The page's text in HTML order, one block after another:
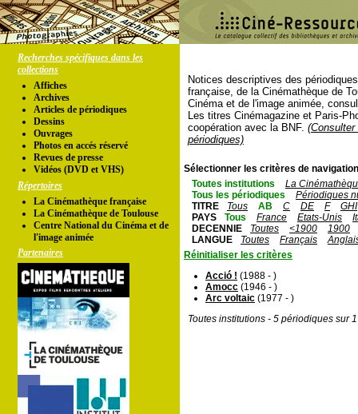
Recherches spécifiques dans les
collections
Affiches
Archives
Articles de périodiques
Dessins
Ouvrages
Photos en accés réservé
Revues de presse
Vidéos (DVD et VHS)
Répertoires
La Cinémathèque française
La Cinémathèque de Toulouse
Centre National du Cinéma et de
l'image animée
Partenaires
Notices descriptives des
française, de la Cinémathèque de
Cinéma et de l'image animée,
Les titres Cinémagazine et Paris-
coopération avec la BNF.
périodiques)
Sélectionner les critères de
Toutes institutions
La
Tous les périodiques
Périodiques
TITRE
Tous AB C DE F
GHI
PAYS
Tous France Etats-Unis
DECENNIE
Toutes <1900
1900
LANGUE
Toutes Français
Réinitialiser les critères
Acció ! (1988 - )
Amocc (1946 - )
Arc voltaic (1977 - )
Toutes institutions - 5 périodiques sur